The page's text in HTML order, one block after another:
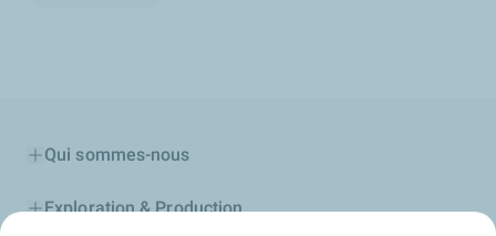
Qui sommes-nous
Exploration & Production